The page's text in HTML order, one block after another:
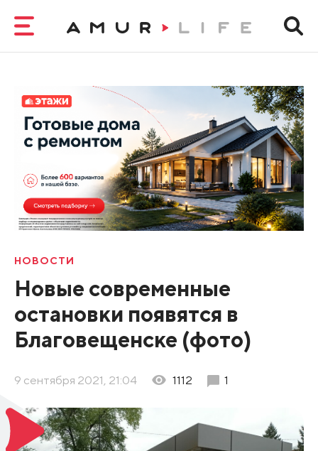
НОВОСТИ
Новые современные
остановки появятся в
Благовещенске (фото)
9 сентября 2021, 21:04 1112 1